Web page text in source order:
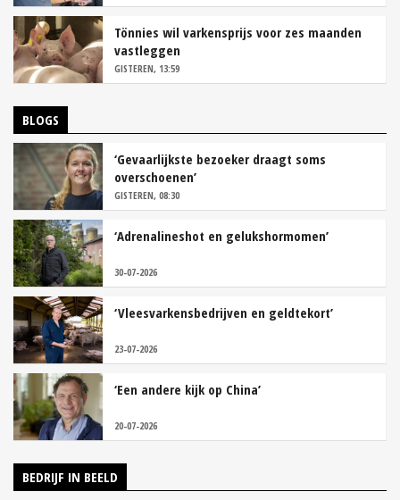
Tönnies wil varkensprijs voor zes maanden
vastleggen
GISTEREN, 13:59
BLOGS
‘Gevaarlijkste bezoeker draagt soms
overschoenen’
GISTEREN, 08:30
‘Adrenalineshot en gelukshormomen’
30-07-2026
‘Vleesvarkensbedrijven en geldtekort’
23-07-2026
‘Een andere kijk op China’
20-07-2026
BEDRIJF IN BEELD